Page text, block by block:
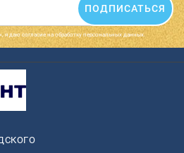
ПОДПИСАТЬСЯ
я даю cогласие на обработку персональных данных.